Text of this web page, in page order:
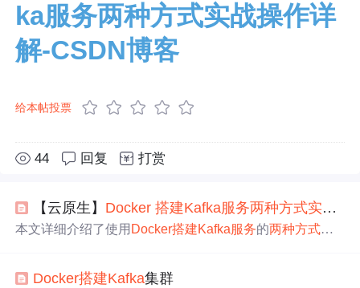
ka服务两种方式实战操作详
解-CSDN博客
给本帖投票
44 回复 打赏
【云原生】 Docker 搭建Kafka服务两种方式实战
本文详细介绍了使用 Docker搭建Kafka服务的两种方式：
进行了介绍，然后分别详细阐述了
Docker搭建Kafka集群